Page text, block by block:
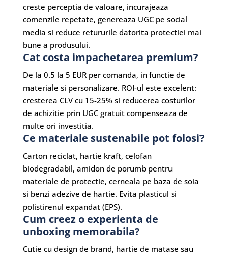
creste perceptia de valoare, incurajeaza
comenzile repetate, genereaza UGC pe social
media si reduce retururile datorita protectiei mai
bune a produsului.
Cat costa impachetarea premium?
De la 0.5 la 5 EUR per comanda, in functie de
materiale si personalizare. ROI-ul este excelent:
cresterea CLV cu 15-25% si reducerea costurilor
de achizitie prin UGC gratuit compenseaza de
multe ori investitia.
Ce materiale sustenabile pot folosi?
Carton reciclat, hartie kraft, celofan
biodegradabil, amidon de porumb pentru
materiale de protectie, cerneala pe baza de soia
si benzi adezive de hartie. Evita plasticul si
polistirenul expandat (EPS).
Cum creez o experienta de
unboxing memorabila?
Cutie cu design de brand, hartie de matase sau